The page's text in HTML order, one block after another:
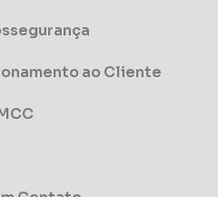
ao Cliente